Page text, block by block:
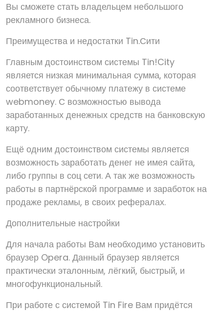
Вы сможете стать владельцем небольшого
рекламного бизнеса.
Преимущества и недостатки Tin.Сити
Главным достоинством системы Tin!City
является низкая минимальная сумма, которая
соответствует обычному платежу в системе
webmoney. С возможностью вывода
заработанных денежных средств на банковскую
карту.
Ещё одним достоинством системы является
возможность заработать денег не имея сайта,
либо группы в соц сети. А так же возможность
работы в партнёрской программе и заработок на
продаже рекламы, в своих рефералах.
Дополнительные настройки
Для начала работы Вам необходимо установить
браузер Opera. Данный браузер является
практически эталонным, лёгкий, быстрый, и
многофункциональный.
При работе с системой Tin Fire Вам придётся